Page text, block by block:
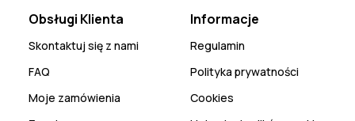
Obsługi Klienta
Skontaktuj się z nami
FAQ
Moje zamówienia
Informacje
Regulamin
Polityka prywatności
Cookies